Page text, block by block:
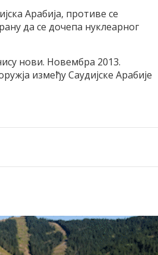
Арабија, противе се
да се дочепа нуклеарног
нови. Новембра 2013.
између Саудијске Арабије